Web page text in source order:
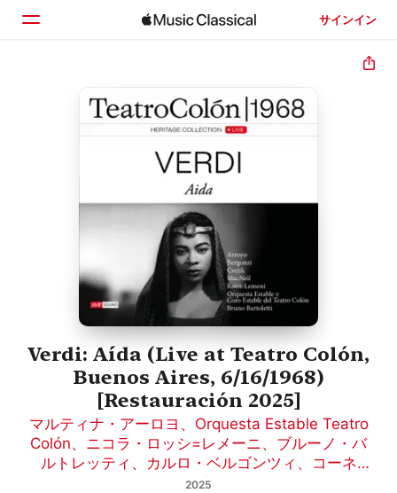
サインイン
見つける
Verdi: Aída (Live at Teatro Colón,
Buenos Aires, 6/16/1968)
[Restauración 2025]
マルティナ・アーロヨ 、 Orquesta Estable Teatro
Colón、 ニコラ・ロッシ=レメーニ、 ブルーノ・バ
ルトレッティ 、 カルロ・ベルゴンツィ 、
コーネ
ル・マックニール
2025